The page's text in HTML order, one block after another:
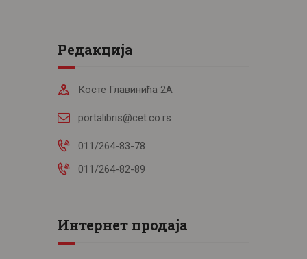
Редакција
Косте Главинића 2А
portalibris@cet.co.rs
011/264-83-78
011/264-82-89
Интернет продаја